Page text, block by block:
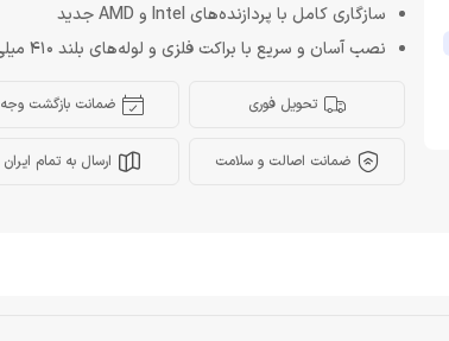
سازگاری کامل با پردازنده‌های Intel و AMD جدید
نصب آسان و سریع با براکت فلزی و لوله‌های بلند 410 میلی‌متری
تحویل فوری ضمانت بازگشت وجه
ضمانت اصالت و سلامت ارسال به تمام ایران